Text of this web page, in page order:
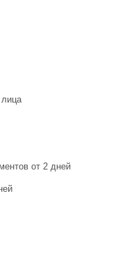
лица
от 2 дней